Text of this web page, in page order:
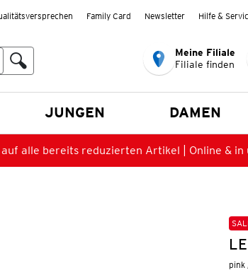
Family Card Newsletter Hilfe &
Meine Filiale
Filiale finden
JUNGEN DAMEN
alle bereits reduzierten Artikel | Online & in
pink